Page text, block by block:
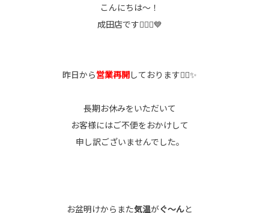
こんにちは～！
成田店です💁🏻‍♀️💙
昨日から営業再開しております✋🏻✨
長期お休みをいただいて
お客様にはご不便をおかけして
申し訳ございませんでした。
お盆明けからまた気温がぐ～んと